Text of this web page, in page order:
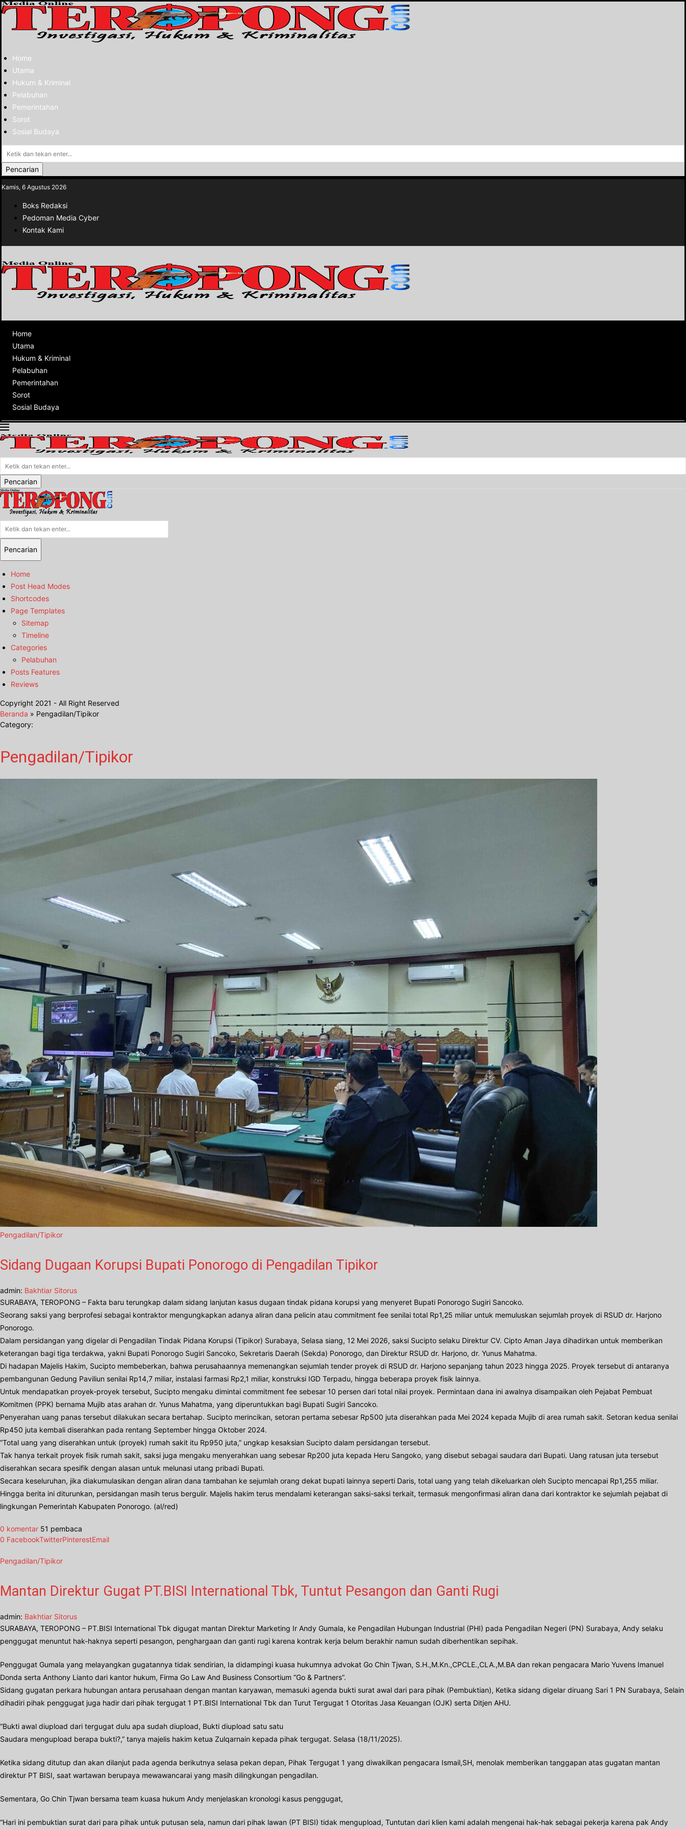
Home
Utama
Hukum & Kriminal
Pelabuhan
Pemerintahan
Sorot
Sosial Budaya
Pencarian
Kamis, 6 Agustus 2026
Boks Redaksi
Pedoman Media Cyber
Kontak Kami
Home
Utama
Hukum & Kriminal
Pelabuhan
Pemerintahan
Sorot
Sosial Budaya
Pencarian
Pencarian
Home
Post Head Modes
Shortcodes
Page Templates
Sitemap
Timeline
Categories
Pelabuhan
Posts Features
Reviews
Copyright 2021 - All Right Reserved
Beranda » Pengadilan/Tipikor
Category:
Pengadilan/Tipikor
Pengadilan/Tipikor
Sidang Dugaan Korupsi Bupati Ponorogo di Pengadilan Tipikor
admin: Bakhtiar Sitorus
SURABAYA, TEROPONG – Fakta baru terungkap dalam sidang lanjutan kasus dugaan tindak pidana korupsi yang menyeret Bupati Ponorogo Sugiri Sancoko.
Seorang saksi yang berprofesi sebagai kontraktor mengungkapkan adanya aliran dana pelicin atau commitment fee senilai total Rp1,25 miliar untuk memuluskan sejumlah proyek di RSUD dr. Harjono
Ponorogo.
​Dalam persidangan yang digelar di Pengadilan Tindak Pidana Korupsi (Tipikor) Surabaya, Selasa siang, 12 Mei 2026, saksi Sucipto selaku Direktur CV. Cipto Aman Jaya dihadirkan untuk memberikan
keterangan bagi tiga terdakwa, yakni Bupati Ponorogo Sugiri Sancoko, Sekretaris Daerah (Sekda) Ponorogo, dan Direktur RSUD dr. Harjono, dr. Yunus Mahatma.
​Di hadapan Majelis Hakim, Sucipto membeberkan, bahwa perusahaannya memenangkan sejumlah tender proyek di RSUD dr. Harjono sepanjang tahun 2023 hingga 2025. Proyek tersebut di antaranya
pembangunan Gedung Paviliun senilai Rp14,7 miliar, instalasi farmasi Rp2,1 miliar, konstruksi IGD Terpadu, hingga beberapa proyek fisik lainnya.
​Untuk mendapatkan proyek-proyek tersebut, Sucipto mengaku dimintai commitment fee sebesar 10 persen dari total nilai proyek. Permintaan dana ini awalnya disampaikan oleh Pejabat Pembuat
Komitmen (PPK) bernama Mujib atas arahan dr. Yunus Mahatma, yang diperuntukkan bagi Bupati Sugiri Sancoko.
​Penyerahan uang panas tersebut dilakukan secara bertahap. Sucipto merincikan, setoran pertama sebesar Rp500 juta diserahkan pada Mei 2024 kepada Mujib di area rumah sakit. Setoran kedua senilai
Rp450 juta kembali diserahkan pada rentang September hingga Oktober 2024.
​”Total uang yang diserahkan untuk (proyek) rumah sakit itu Rp950 juta,” ungkap kesaksian Sucipto dalam persidangan tersebut.
​Tak hanya terkait proyek fisik rumah sakit, saksi juga mengaku menyerahkan uang sebesar Rp200 juta kepada Heru Sangoko, yang disebut sebagai saudara dari Bupati. Uang ratusan juta tersebut
diserahkan secara spesifik dengan alasan untuk melunasi utang pribadi Bupati.
​Secara keseluruhan, jika diakumulasikan dengan aliran dana tambahan ke sejumlah orang dekat bupati lainnya seperti Daris, total uang yang telah dikeluarkan oleh Sucipto mencapai Rp1,255 miliar.
​Hingga berita ini diturunkan, persidangan masih terus bergulir. Majelis hakim terus mendalami keterangan saksi-saksi terkait, termasuk mengonfirmasi aliran dana dari kontraktor ke sejumlah pejabat di
lingkungan Pemerintah Kabupaten Ponorogo. (al/red)
0 komentar 51 pembaca
0 FacebookTwitterPinterestEmail
Pengadilan/Tipikor
Mantan Direktur Gugat PT.BISI International Tbk, Tuntut Pesangon dan Ganti Rugi
admin: Bakhtiar Sitorus
SURABAYA, TEROPONG – PT.BISI International Tbk digugat mantan Direktur Marketing Ir Andy Gumala, ke Pengadilan Hubungan Industrial (PHI) pada Pengadilan Negeri (PN) Surabaya, Andy selaku
penggugat menuntut hak-haknya seperti pesangon, penghargaan dan ganti rugi karena kontrak kerja belum berakhir namun sudah diberhentikan sepihak.
Penggugat Gumala yang melayangkan gugatannya tidak sendirian, Ia didampingi kuasa hukumnya advokat Go Chin Tjwan, S.H.,M.Kn.,CPCLE.,CLA.,M.BA dan rekan pengacara Mario Yuvens Imanuel
Donda serta Anthony Lianto dari kantor hukum, Firma Go Law And Business Consortium “Go & Partners”.
Sidang gugatan perkara hubungan antara perusahaan dengan mantan karyawan, memasuki agenda bukti surat awal dari para pihak (Pembuktian), Ketika sidang digelar diruang Sari 1 PN Surabaya, Selain
dihadiri pihak penggugat juga hadir dari pihak tergugat 1 PT.BISI International Tbk dan Turut Tergugat 1 Otoritas Jasa Keuangan (OJK) serta Ditjen AHU.
“Bukti awal diupload dari tergugat dulu apa sudah diupload, Bukti diupload satu satu
Saudara mengupload berapa bukti?,” tanya majelis hakim ketua Zulqarnain kepada pihak tergugat. Selasa (18/11/2025).
Ketika sidang ditutup dan akan dilanjut pada agenda berikutnya selasa pekan depan, Pihak Tergugat 1 yang diwakilkan pengacara Ismail,SH, menolak memberikan tanggapan atas gugatan mantan
direktur PT BISI, saat wartawan berupaya mewawancarai yang masih dilingkungan pengadilan.
Sementara, Go Chin Tjwan bersama team kuasa hukum Andy menjelaskan kronologi kasus penggugat,
“Hari ini pembuktian surat dari para pihak untuk putusan sela, namun dari pihak lawan (PT BISI) tidak mengupload, Tuntutan dari klien kami adalah mengenai hak-hak sebagai pekerja karena pak Andy